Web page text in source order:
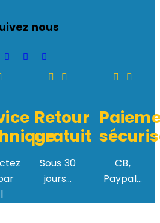
nous
Retour
gratuit
Sous 30
jours...
CB,
Paypal...